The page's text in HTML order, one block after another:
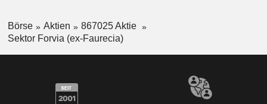
Börse Aktien
867025 Aktie
Sektor Forvia (ex-Faurecia)